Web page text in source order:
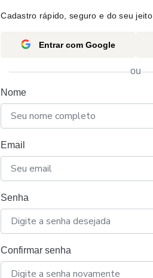
Cadastro rápido, seguro e do seu jeito.
Entrar com Google
ou
Nome
Email
Senha
Confirmar senha